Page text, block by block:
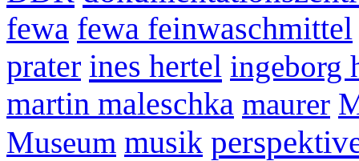
fewa fewa feinwaschmittel
prater ines hertel ingeborg
martin maleschka maurer
Museum musik